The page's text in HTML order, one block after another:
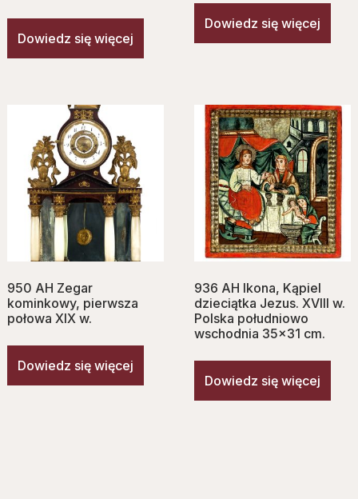
Dowiedz się więcej
Dowiedz się więcej
950 AH Zegar
kominkowy, pierwsza
połowa XIX w.
Dowiedz się więcej
936 AH Ikona, Kąpiel
dzieciątka Jezus. XVIII w.
Polska południowo
wschodnia 35×31 cm.
Dowiedz się więcej